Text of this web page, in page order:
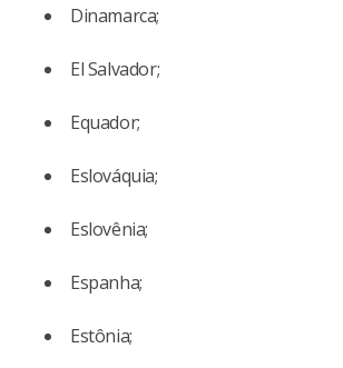
Dinamarca;
El Salvador;
Equador;
Eslováquia;
Eslovênia;
Espanha;
Estônia;